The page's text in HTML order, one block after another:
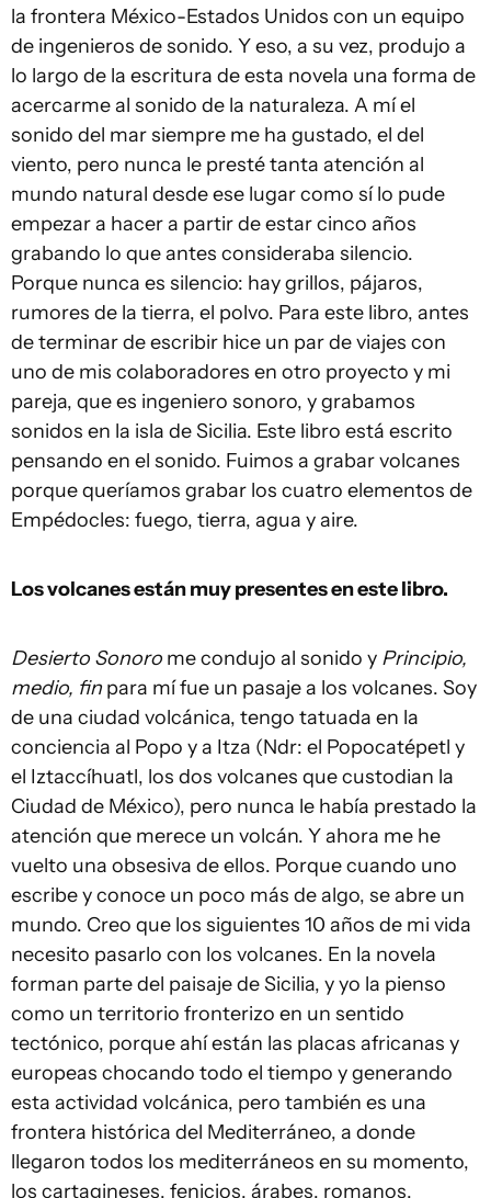
la frontera México-Estados Unidos con un equipo
de ingenieros de sonido. Y eso, a su vez, produjo a
lo largo de la escritura de esta novela una forma de
acercarme al sonido de la naturaleza. A mí el
sonido del mar siempre me ha gustado, el del
viento, pero nunca le presté tanta atención al
mundo natural desde ese lugar como sí lo pude
empezar a hacer a partir de estar cinco años
grabando lo que antes consideraba silencio.
Porque nunca es silencio: hay grillos, pájaros,
rumores de la tierra, el polvo. Para este libro, antes
de terminar de escribir hice un par de viajes con
uno de mis colaboradores en otro proyecto y mi
pareja, que es ingeniero sonoro, y grabamos
sonidos en la isla de Sicilia. Este libro está escrito
pensando en el sonido. Fuimos a grabar volcanes
porque queríamos grabar los cuatro elementos de
Empédocles: fuego, tierra, agua y aire.
Los volcanes están muy presentes en este libro.
Desierto Sonoro me condujo al sonido y Principio,
medio, finpara mí fue un pasaje a los volcanes. Soy
de una ciudad volcánica, tengo tatuada en la
conciencia al Popo y a Itza (Ndr: el Popocatépetl y
el Iztaccíhuatl, los dos volcanes que custodian la
Ciudad de México), pero nunca le había prestado la
atención que merece un volcán. Y ahora me he
vuelto una obsesiva de ellos. Porque cuando uno
escribe y conoce un poco más de algo, se abre un
mundo. Creo que los siguientes 10 años de mi vida
necesito pasarlo con los volcanes. En la novela
forman parte del paisaje de Sicilia, y yo la pienso
como un territorio fronterizo en un sentido
tectónico, porque ahí están las placas africanas y
europeas chocando todo el tiempo y generando
esta actividad volcánica, pero también es una
frontera histórica del Mediterráneo, a donde
llegaron todos los mediterráneos en su momento,
los cartagineses, fenicios, árabes, romanos,